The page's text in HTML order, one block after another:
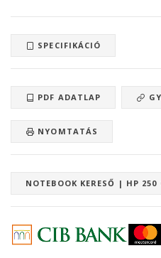
SPECIFIKÁCIÓ
PDF ADATLAP
NYOMTATÁS
NOTEBOOK KERESŐ | HP 250